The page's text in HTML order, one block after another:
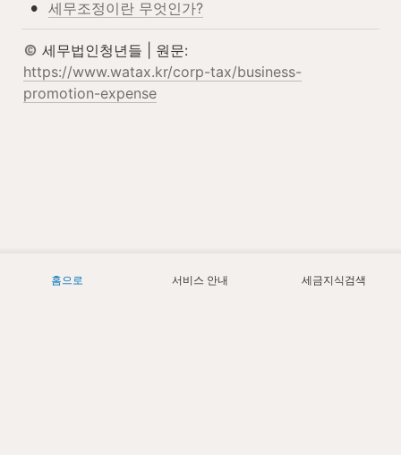
• 세무조정이란 무엇인가?
https://www.watax.kr/corp-tax/business-
promotion-expense
홈으로 서비스 안내 세금지식검색